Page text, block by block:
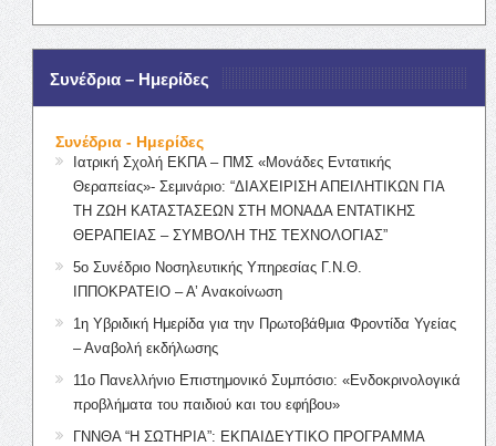
Συνέδρια – Ημερίδες
Συνέδρια - Ημερίδες
Ιατρική Σχολή ΕΚΠΑ – ΠΜΣ «Μονάδες Εντατικής
Θεραπείας»- Σεμινάριο: “ΔΙΑΧΕΙΡΙΣΗ ΑΠΕΙΛΗΤΙΚΩΝ ΓΙΑ
ΤΗ ΖΩΗ ΚΑΤΑΣΤΑΣΕΩΝ ΣΤΗ ΜΟΝΑΔΑ ΕΝΤΑΤΙΚΗΣ
ΘΕΡΑΠΕΙΑΣ – ΣΥΜΒΟΛΗ ΤΗΣ ΤΕΧΝΟΛΟΓΙΑΣ”
5ο Συνέδριο Νοσηλευτικής Υπηρεσίας Γ.Ν.Θ.
ΙΠΠΟΚΡΑΤΕΙΟ – Α’ Ανακοίνωση
1η Υβριδική Ημερίδα για την Πρωτοβάθμια Φροντίδα Υγείας
– Αναβολή εκδήλωσης
11ο Πανελλήνιο Επιστημονικό Συμπόσιο: «Ενδοκρινολογικά
προβλήματα του παιδιού και του εφήβου»
ΓΝΝΘΑ “Η ΣΩΤΗΡΙΑ”: ΕΚΠΑΙΔΕΥΤΙΚΟ ΠΡΟΓΡΑΜΜΑ